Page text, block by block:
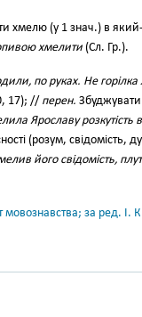
хмелю (у 1 знач.) в
хмелити (Сл. Гр.).
по руках. Не
17); // перен.
Ярославу
(розум, свідомість,
його свідомість,
мовознавства; за ред. І.